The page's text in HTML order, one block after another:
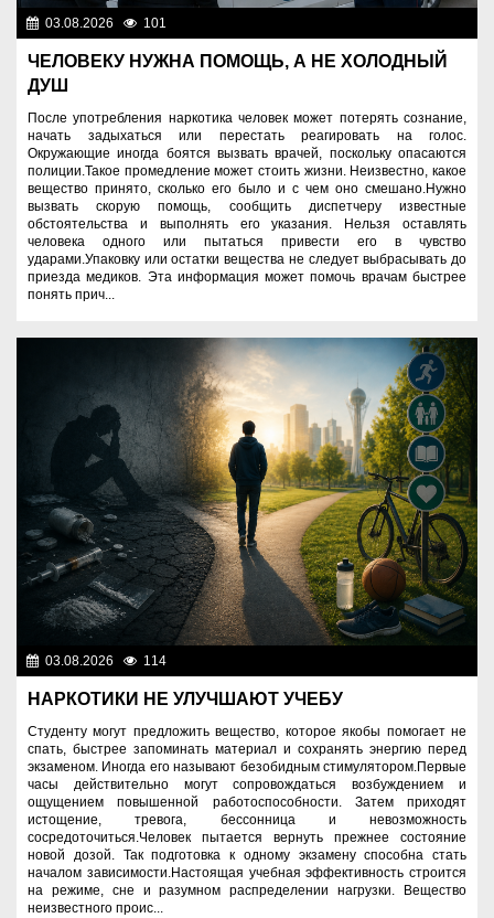
03.08.2026 101
ЧЕЛОВЕКУ НУЖНА ПОМОЩЬ, А НЕ ХОЛОДНЫЙ
ДУШ
После употребления наркотика человек может потерять сознание,
начать задыхаться или перестать реагировать на голос.
Окружающие иногда боятся вызвать врачей, поскольку опасаются
полиции.Такое промедление может стоить жизни. Неизвестно, какое
вещество принято, сколько его было и с чем оно смешано.Нужно
вызвать скорую помощь, сообщить диспетчеру известные
обстоятельства и выполнять его указания. Нельзя оставлять
человека одного или пытаться привести его в чувство
ударами.Упаковку или остатки вещества не следует выбрасывать до
приезда медиков. Эта информация может помочь врачам быстрее
понять прич...
03.08.2026 114
НАРКОТИКИ НЕ УЛУЧШАЮТ УЧЕБУ
Студенту могут предложить вещество, которое якобы помогает не
спать, быстрее запоминать материал и сохранять энергию перед
экзаменом. Иногда его называют безобидным стимулятором.Первые
часы действительно могут сопровождаться возбуждением и
ощущением повышенной работоспособности. Затем приходят
истощение, тревога, бессонница и невозможность
сосредоточиться.Человек пытается вернуть прежнее состояние
новой дозой. Так подготовка к одному экзамену способна стать
началом зависимости.Настоящая учебная эффективность строится
на режиме, сне и разумном распределении нагрузки. Вещество
неизвестного проис...